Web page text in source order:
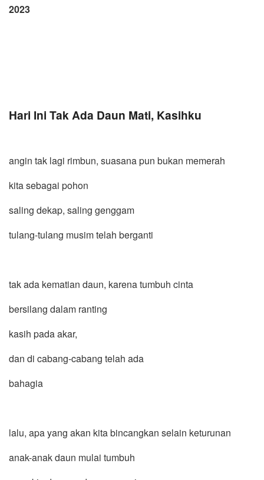
2023
Hari Ini Tak Ada Daun Mati, Kasihku
angin tak lagi rimbun, suasana pun bukan memerah
kita sebagai pohon
saling dekap, saling genggam
tulang-tulang musim telah berganti
tak ada kematian daun, karena tumbuh cinta
bersilang dalam ranting
kasih pada akar,
dan di cabang-cabang telah ada
bahagia
lalu, apa yang akan kita bincangkan selain keturunan
anak-anak daun mulai tumbuh